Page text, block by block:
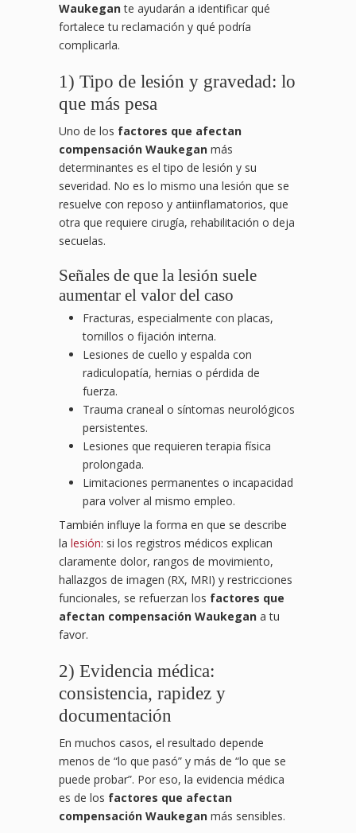
Waukegante ayudarán a identificar qué
fortalece tu reclamación y qué podría
complicarla.
1) Tipo de lesión y gravedad: lo
que más pesa
Uno de los factores que afectan
compensación Waukegan más
determinantes es el tipo de lesión y su
severidad. No es lo mismo una lesión que se
resuelve con reposo y antiinflamatorios, que
otra que requiere cirugía, rehabilitación o deja
secuelas.
Señales de que la lesión suele
aumentar el valor del caso
Fracturas, especialmente con placas,
tornillos o fijación interna.
Lesiones de cuello y espalda con
radiculopatía, hernias o pérdida de
fuerza.
Trauma craneal o síntomas neurológicos
persistentes.
Lesiones que requieren terapia física
prolongada.
Limitaciones permanentes o incapacidad
para volver al mismo empleo.
También influye la forma en que se describe
la lesión: si los registros médicos explican
claramente dolor, rangos de movimiento,
hallazgos de imagen (RX, MRI) y restricciones
funcionales, se refuerzan los factores que
afectan compensación Waukegan a tu
favor.
2) Evidencia médica:
consistencia, rapidez y
documentación
En muchos casos, el resultado depende
menos de “lo que pasó” y más de “lo que se
puede probar”. Por eso, la evidencia médica
es de los factores que afectan
compensación Waukegan más sensibles.